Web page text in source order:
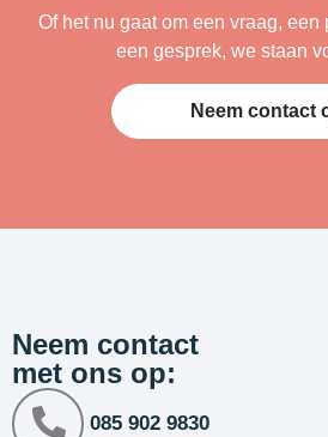
Of het nu gaat om een vraag, een
een gesprek, we staan
Neem contact
Neem contact
met ons op:
085 902 9830